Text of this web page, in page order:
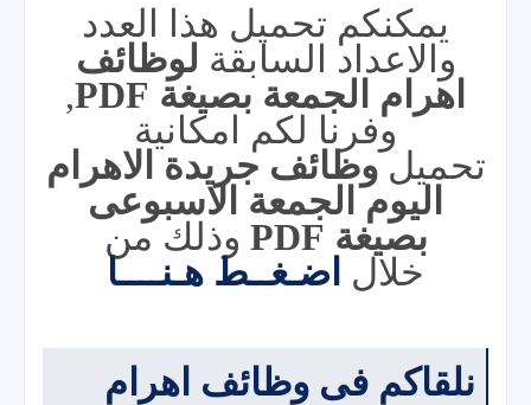
يمكنكم تحميل هذا العدد
والاعداد السابقة لوظائف
اهرام الجمعة بصيغة PDF
,
وفرنا لكم امكانية
تحميلوظائف جريدة الاهرام
اليوم الجمعة الاسبوعى
بصيغة PDF
وذلك من
خلال اضـغــط هـنــــا
نلقاكم فى وظائف اهرام